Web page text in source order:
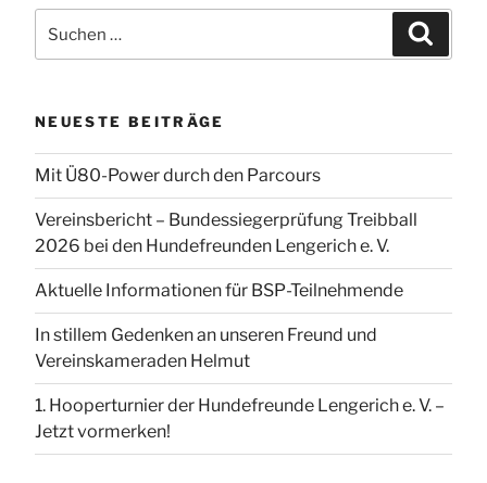
nach:
NEUESTE BEITRÄGE
Mit Ü80-Power durch den Parcours
Vereinsbericht – Bundessiegerprüfung Treibball
2026 bei den Hundefreunden Lengerich e. V.
Aktuelle Informationen für BSP-Teilnehmende
In stillem Gedenken an unseren Freund und
Vereinskameraden Helmut
1. Hooperturnier der Hundefreunde Lengerich e. V. –
Jetzt vormerken!